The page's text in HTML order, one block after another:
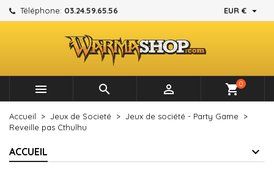
Téléphone: 03.24.59.65.56 EUR € 
   shopping_cart0
Accueil Jeux de Societé
Jeux de société - Party Game
Reveille pas Cthulhu
ACCUEIL
Mes listes d'envies ×
Créer une nouvelle liste
Créer une liste d'envies ×
Nom de la liste d'envies
Annuler Créer une liste d'envies
Connexion ×
Vous devez être connecté pour ajouter des produits à
votre liste d'envies.